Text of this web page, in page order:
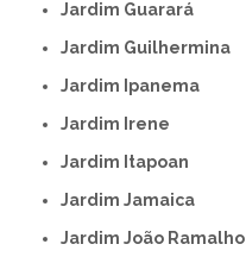
Jardim Guarará
Jardim Guilhermina
Jardim Ipanema
Jardim Irene
Jardim Itapoan
Jardim Jamaica
Jardim João Ramalho